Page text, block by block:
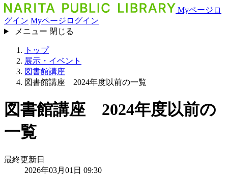
Myページロ
グイン Myページログイン
メニュー 閉じる
トップ
展示・イベント
図書館講座
図書館講座 2024年度以前の一覧
図書館講座 2024年度以前の
一覧
最終更新日
2026年03月01日 09:30